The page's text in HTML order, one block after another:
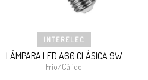
INTERELEC
LÁMPARA LED A60 CLÁSICA 9W
Frío/Cálido